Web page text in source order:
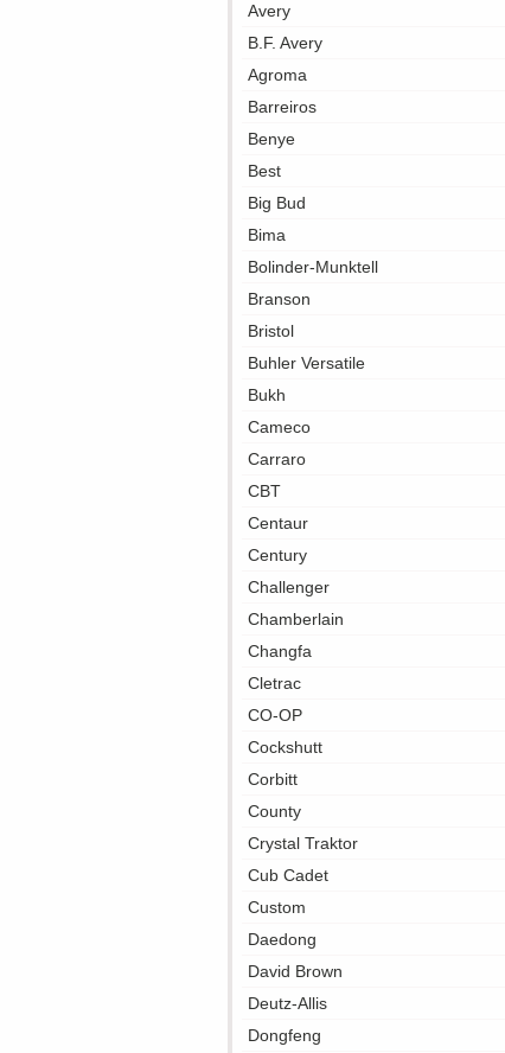
Avery
B.F. Avery
Agroma
Barreiros
Benye
Best
Big Bud
Bima
Bolinder-Munktell
Branson
Bristol
Buhler Versatile
Bukh
Cameco
Carraro
CBT
Centaur
Century
Challenger
Chamberlain
Changfa
Cletrac
CO-OP
Cockshutt
Corbitt
County
Crystal Traktor
Cub Cadet
Custom
Daedong
David Brown
Deutz-Allis
Dongfeng